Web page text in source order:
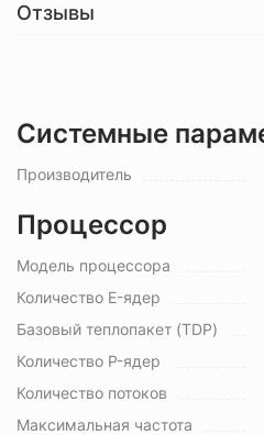
Отзывы
Системные
Производитель
Процессор
Модель процессора
Количество E-ядер
Базовый теплопакет (TDP)
Количество P-ядер
Количество потоков
Максимальная частота